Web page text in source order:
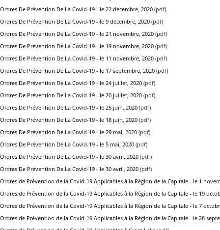
Ordres De Prévention De La Covid-19 - le 22 decembre, 2020 (pdf)
Ordres De Prévention De La Covid-19 - le 9 decembre, 2020 (pdf)
Ordres De Prévention De La Covid-19 - le 21 novembre, 2020 (pdf)
Ordres De Prévention De La Covid-19 - le 19 novembre, 2020 (pdf)
Ordres De Prévention De La Covid-19 - le 11 novembre, 2020 (pdf)
Ordres De Prévention De La Covid-19 - le 17 septembre, 2020 (pdf)
Ordres De Prévention De La Covid-19 - le 24 juillet, 2020 (pdf)
Ordres De Prévention De La Covid-19 - le 20 juillet, 2020 (pdf)
Ordres De Prévention De La Covid-19 - le 25 juin, 2020 (pdf)
Ordres De Prévention De La Covid-19 - le 18 juin, 2020 (pdf)
Ordres De Prévention De La Covid-19 - le 29 mai, 2020 (pdf)
Ordres De Prévention De La Covid-19 - le 5 mai, 2020 (pdf)
Ordres De Prévention De La Covid-19 - le 30 avril, 2020 (pdf)
Ordres De Prévention De La Covid-19 - le 30 avril, 2020 (pdf)
Ordres de Prévention de la Covid-19 Applicables à la Région de la Capitale - le 1
Ordres de Prévention de la Covid-19 Applicables à la Région de la Capitale - le 19
Ordres de Prévention de la Covid-19 Applicables à la Région de la Capitale - le 7
Ordres de Prévention de la Covid-19 Applicables à la Région de la Capitale - le 28